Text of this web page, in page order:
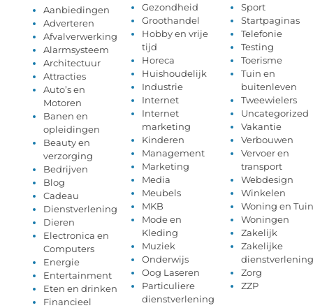
Aanbiedingen
Adverteren
Afvalverwerking
Alarmsysteem
Architectuur
Attracties
Auto’s en
Motoren
Banen en
opleidingen
Beauty en
verzorging
Bedrijven
Blog
Cadeau
Dienstverlening
Dieren
Electronica en
Computers
Energie
Entertainment
Eten en drinken
Financieel
Gezondheid
Groothandel
Hobby en vrije
tijd
Horeca
Huishoudelijk
Industrie
Internet
Internet
marketing
Kinderen
Management
Marketing
Media
Meubels
MKB
Mode en
Kleding
Muziek
Onderwijs
Oog Laseren
Particuliere
dienstverlening
Sport
Startpaginas
Telefonie
Testing
Toerisme
Tuin en
buitenleven
Tweewielers
Uncategorized
Vakantie
Verbouwen
Vervoer en
transport
Webdesign
Winkelen
Woning en Tuin
Woningen
Zakelijk
Zakelijke
dienstverlening
Zorg
ZZP